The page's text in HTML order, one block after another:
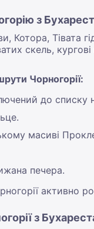
з
Котора, Тівата
скель,
Чорногорії:
до списку
масиві
печера.
активно
з